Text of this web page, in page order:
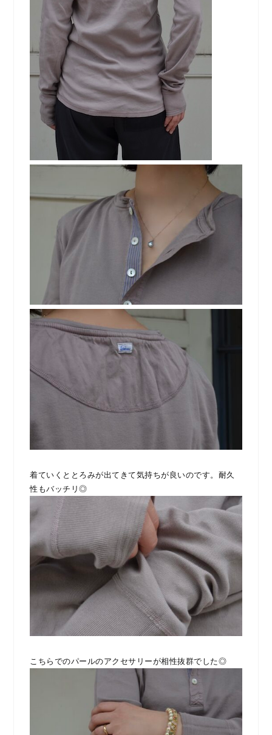
着ていくととろみが出てきて気持ちが良いのです。耐久
性もバッチリ◎
こちらでのパールのアクセサリーが相性抜群でした◎